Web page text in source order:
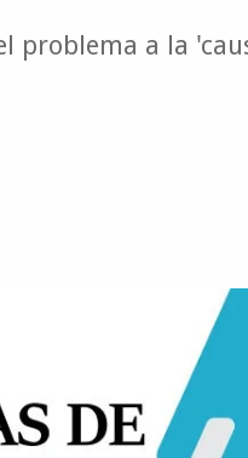
problema a la